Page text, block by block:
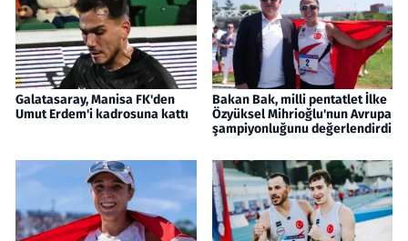
Galatasaray, Manisa FK'den
Umut Erdem'i kadrosuna kattı
Bakan Bak, milli pentatlet İlke
Özyüksel Mihrioğlu'nun Avrupa
şampiyonluğunu değerlendirdi